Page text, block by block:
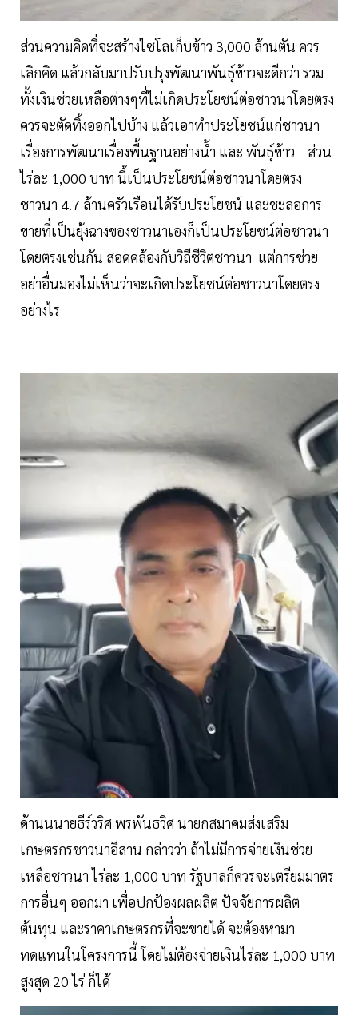
ส่วนความคิดที่จะสร้างไซโลเก็บข้าว 3,000 ล้านตัน ควร
เลิกคิด แล้วกลับมาปรับปรุงพัฒนาพันธุ์ข้าวจะดีกว่า รวม
ทั้งเงินช่วยเหลือต่างๆที่ไม่เกิดประโยชน์ต่อชาวนาโดยตรง
ควรจะตัดทิ้งออกไปบ้าง แล้วเอาทำประโยชน์แก่ชาวนา
เรื่องการพัฒนาเรื่องพื้นฐานอย่างน้ำ และ พันธุ์ข้าว ส่วน
ไร่ละ 1,000 บาท นี้เป็นประโยชน์ต่อชาวนาโดยตรง
ชาวนา 4.7 ล้านครัวเรือนได้รับประโยชน์ และชะลอการ
ขายที่เป็นยุ้งฉางของชาวนาเองก็เป็นประโยชน์ต่อชาวนา
โดยตรงเช่นกัน สอดคล้องกับวิถีชีวิตชาวนา แต่การช่วย
อย่าอื่นมองไม่เห็นว่าจะเกิดประโยชน์ต่อชาวนาโดยตรง
อย่างไร
ด้านนนายธีร์วริศ พรพันธวิศ นายกสมาคมส่งเสริม
เกษตรกรชาวนาอีสาน กล่าวว่า ถ้าไม่มีการจ่ายเงินช่วย
เหลือชาวนา ไร่ละ 1,000 บาท รัฐบาลก็ควรจะเตรียมมาตร
การอื่นๆ ออกมา เพื่อปกป้องผลผลิต ปัจจัยการผลิต
ต้นทุน และราคาเกษตรกรที่จะขายได้ จะต้องหามา
ทดแทนในโครงการนี้ โดยไม่ต้องจ่ายเงินไร่ละ 1,000 บาท
สูงสุด 20 ไร่ ก็ได้